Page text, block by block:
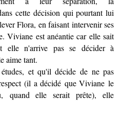
cette décision qui pourtant lui
Flora, en faisant intervenir ses
Viviane est anéantie car elle sait
elle n'arrive pas se décider à
aime tant.
et qu'il décide de ne pas
(il a décidé que Viviane le
quand elle serait prête), elle